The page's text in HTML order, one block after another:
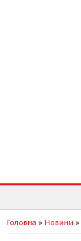
Головна » Новини »